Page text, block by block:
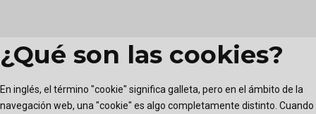
¿Qué son las cookies?
En inglés, el término "cookie" significa galleta, pero en el ámbito de la
navegación web, una "cookie" es algo completamente distinto. Cuando